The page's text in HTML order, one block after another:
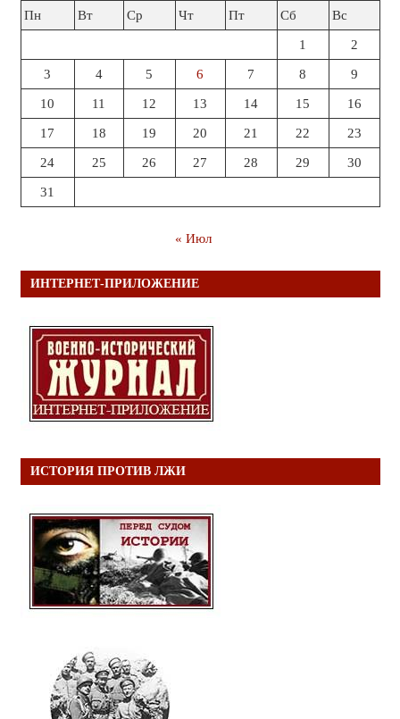
Пн
Вт Ср Чт Пт Сб Вс
1 2
3 4 5 6 7 8 9
10 11 12 13 14 15 16
17 18 19 20 21 22 23
24 25 26 27 28 29 30
31
« Июл
ИНТЕРНЕТ-ПРИЛОЖЕНИЕ
ИСТОРИЯ ПРОТИВ ЛЖИ